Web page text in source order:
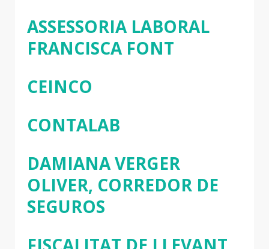
ASSESSORIA LABORAL
FRANCISCA FONT
CEINCO
CONTALAB
DAMIANA VERGER
OLIVER, CORREDOR DE
SEGUROS